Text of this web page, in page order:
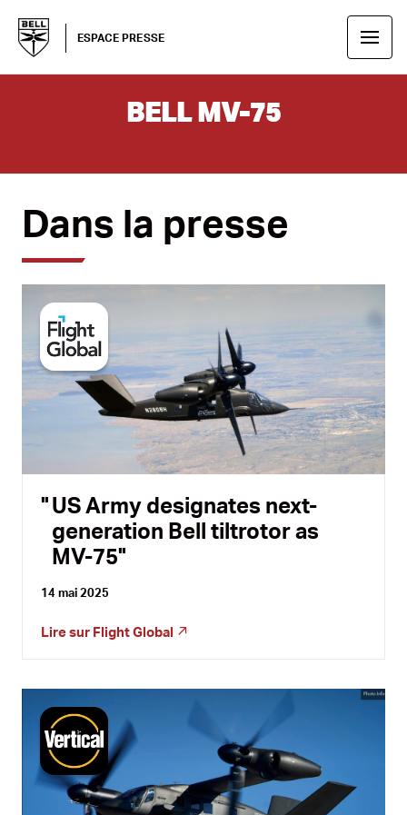
ESPACE PRESSE
BELL MV-75
Dans la presse
US Army designates next-
generation Bell tiltrotor as
MV-75
14 mai 2025
Lire sur Flight Global